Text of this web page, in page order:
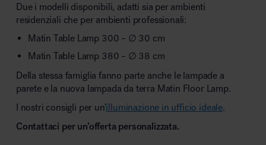
Due i modelli disponibili, adatti sia per ambienti
residenziali che per ambienti professionali:
Matin Table Lamp 300 – ∅ 30 cm
Matin Table Lamp 380 – ∅ 38 cm
Della stessa famiglia fanno parte anche le lampade a
parete e la nuova lampada da terra Matin Floor Lamp.
I nostri consigli per un’illuminazione in ufficio ideale.
Contattaci per un’offerta personalizzata.